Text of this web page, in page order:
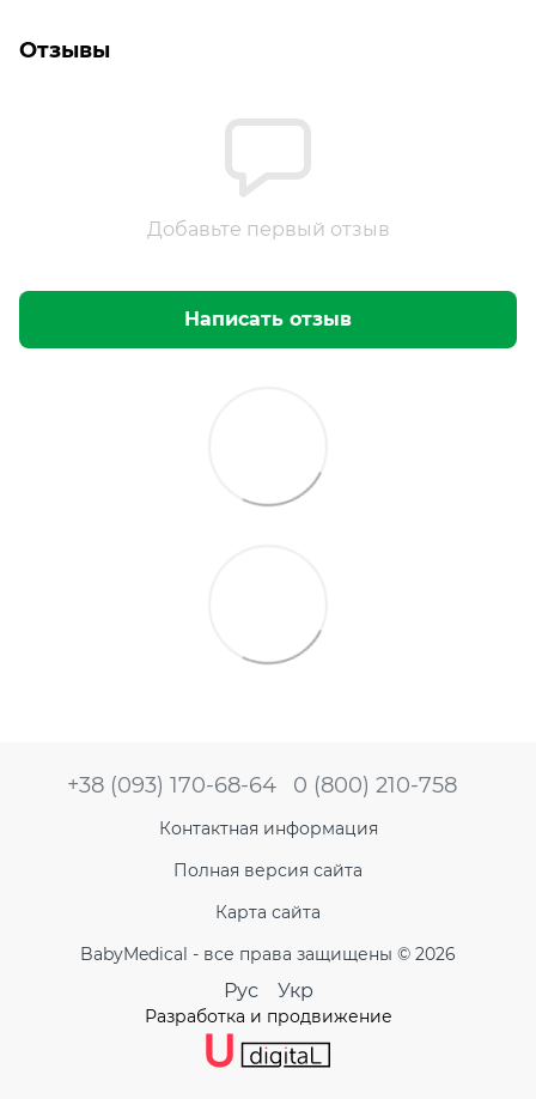
Отзывы
Добавьте первый отзыв
Написать отзыв
+38 (093) 170-68-64 0 (800) 210-758
Контактная информация
Полная версия сайта
Карта сайта
BabyMedical - все права защищены © 2026
Рус Укр
Разработка и продвижение